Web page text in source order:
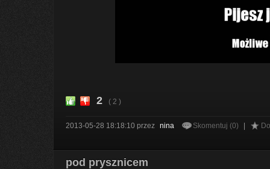
2 ( 2 )
2013-05-28 18:18:10 przez nina Skomentuj (0)
pod prysznicem